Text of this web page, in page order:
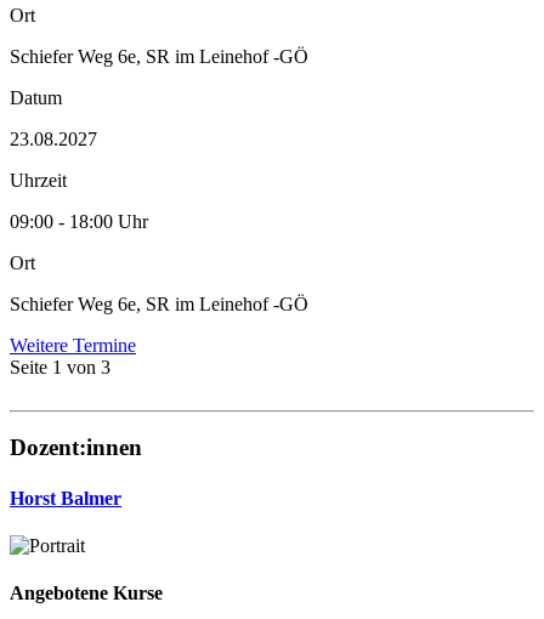
Ort
Schiefer Weg 6e, SR im Leinehof -GÖ
Datum
23.08.2027
Uhrzeit
09:00 - 18:00 Uhr
Ort
Schiefer Weg 6e, SR im Leinehof -GÖ
Weitere Termine
Seite 1 von 3
Dozent:innen
Horst Balmer
Angebotene Kurse